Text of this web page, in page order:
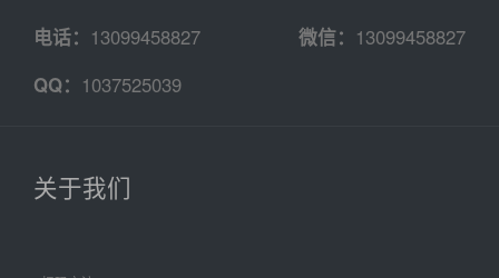
电话： 13099458827 微信： 13099458827
QQ： 1037525039
关于我们